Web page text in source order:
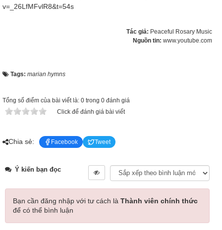
v=_26LfMFvlR8&t=54s
Tác giả: Peaceful Rosary Music
Nguồn tin: www.youtube.com
Tags: marian hymns
Tổng số điểm của bài viết là: 0 trong 0 đánh giá
Click để đánh giá bài viết
Chia sẻ: Facebook Tweet
Ý kiến bạn đọc
Bạn cần đăng nhập với tư cách là Thành viên chính thức
để có thể bình luận